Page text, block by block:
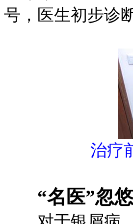
号，医生初步诊
治疗
“名医”忽